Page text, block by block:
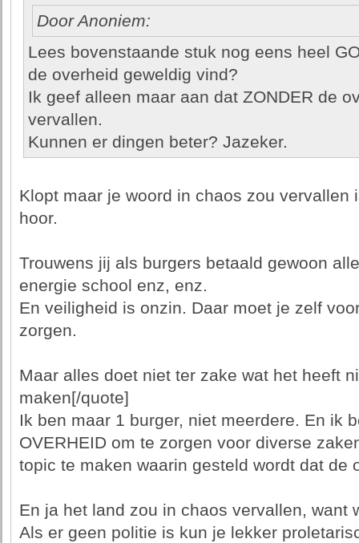
Door Anoniem:
Lees bovenstaande stuk nog eens heel
de overheid geweldig vind?
Ik geef alleen maar aan dat ZONDER de
vervallen.
Kunnen er dingen beter? Jazeker.
Klopt maar je woord in chaos zou vervallen
hoor.
Trouwens jij als burgers betaald gewoon
energie school enz, enz.
En veiligheid is onzin. Daar moet je zelf
zorgen.
Maar alles doet niet ter zake wat het heeft
maken[/quote]
Ik ben maar 1 burger, niet meerdere. En ik
OVERHEID om te zorgen voor diverse
topic te maken waarin gesteld wordt dat de
En ja het land zou in chaos vervallen, want
Als er geen politie is kun je lekker